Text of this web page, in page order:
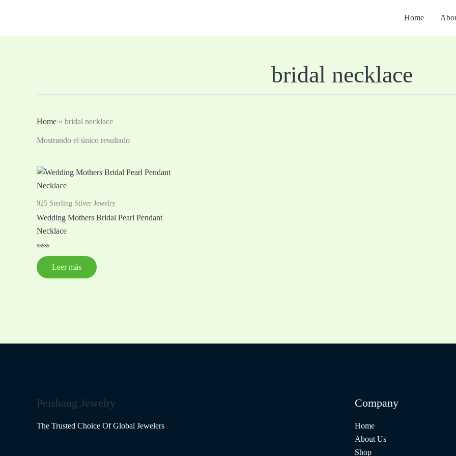
Home
bridal necklace
Home » bridal necklace
Mostrando el único resultado
925 Sterling Silver Jewelry
Wedding Mothers Bridal Pearl Pendant
Necklace
Valorado
con
0
de
Leer más
Peishang Jewelry
The Trusted Choice Of Global Jewelers
Company
Home
About Us
Shop